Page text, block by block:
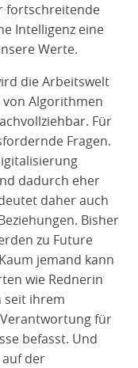
fortschreitende
Intelligenz eine
Werte.
die Arbeitswelt
Algorithmen
Für
Fragen.
dadurch eher
daher auch
Bisher
zu Future
jemand kann
wie Rednerin
seit ihrem
für
befasst. Und
der